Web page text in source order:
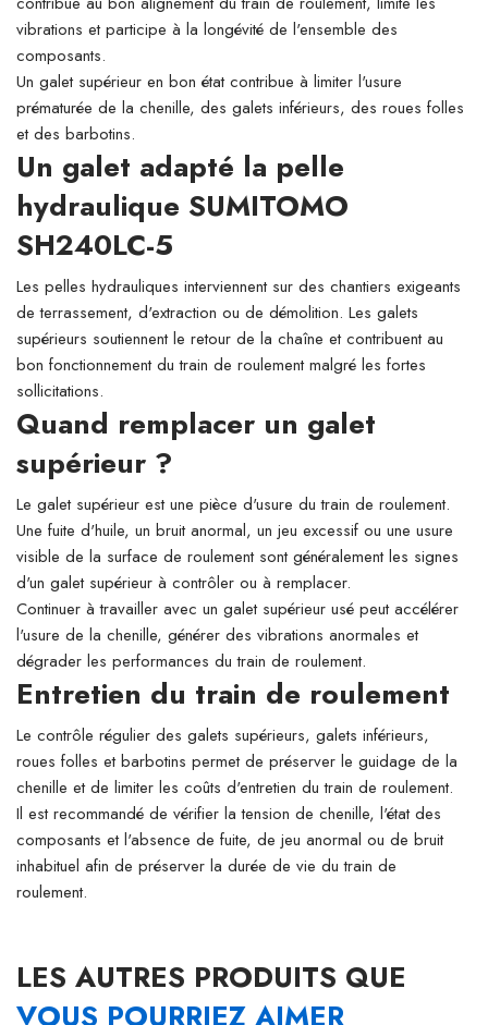
vibrations et participe à la longévité de l'ensemble des
composants.
Un galet supérieur en bon état contribue à limiter l'usure
prématurée de la chenille, des galets inférieurs, des roues folles
et des barbotins.
Un galet adapté la pelle
hydraulique SUMITOMO
SH240LC-5
Les pelles hydrauliques interviennent sur des chantiers exigeants
de terrassement, d'extraction ou de démolition. Les galets
supérieurs soutiennent le retour de la chaîne et contribuent au
bon fonctionnement du train de roulement malgré les fortes
sollicitations.
Quand remplacer un galet
supérieur ?
Le galet supérieur est une pièce d'usure du train de roulement.
Une fuite d'huile, un bruit anormal, un jeu excessif ou une usure
visible de la surface de roulement sont généralement les signes
d'un galet supérieur à contrôler ou à remplacer.
Continuer à travailler avec un galet supérieur usé peut accélérer
l'usure de la chenille, générer des vibrations anormales et
dégrader les performances du train de roulement.
Entretien du train de roulement
Le contrôle régulier des galets supérieurs, galets inférieurs,
roues folles et barbotins permet de préserver le guidage de la
chenille et de limiter les coûts d'entretien du train de roulement.
Il est recommandé de vérifier la tension de chenille, l'état des
composants et l'absence de fuite, de jeu anormal ou de bruit
inhabituel afin de préserver la durée de vie du train de
roulement.
LES AUTRES PRODUITS QUE
VOUS POURRIEZ AIMER